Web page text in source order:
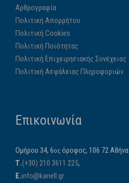
Αρθρογραφία
Πολιτική Απορρήτου
Πολιτική Cookies
Πολιτική Ποιότητας
Πολιτική Επιχειρησιακής Συνέχειας
Πολιτική Ασφάλειας Πληροφοριών
Επικοινωνία
Ομήρου 34, 6ος όροφος, 106 72 Αθήνα
Τ.(+30) 210 3611 225,
E.info@kanell.gr